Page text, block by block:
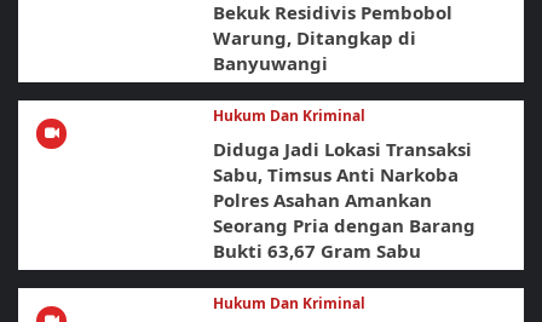
Bekuk Residivis Pembobol
Warung, Ditangkap di
Banyuwangi
Hukum Dan Kriminal
Diduga Jadi Lokasi Transaksi
Sabu, Timsus Anti Narkoba
Polres Asahan Amankan
Seorang Pria dengan Barang
Bukti 63,67 Gram Sabu
Hukum Dan Kriminal